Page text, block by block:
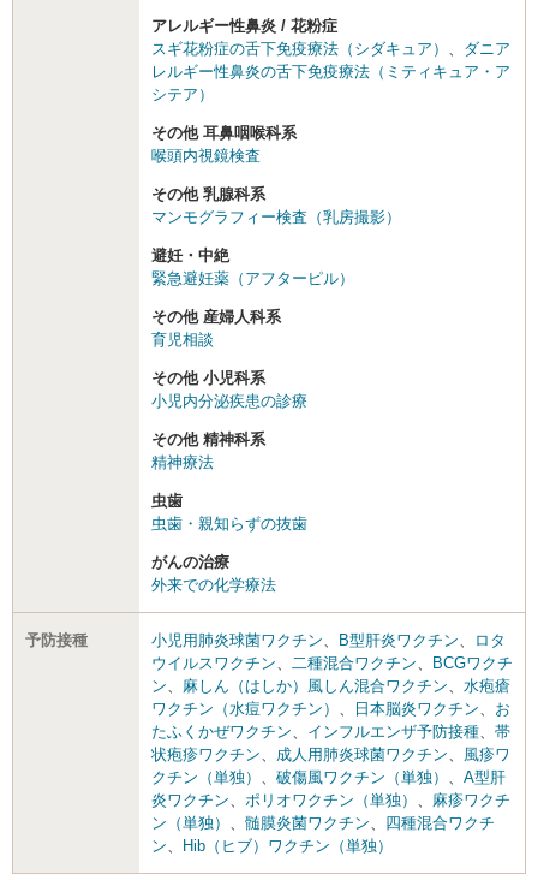
アレルギー性鼻炎 / 花粉症
スギ花粉症の舌下免疫療法（シダキュア）
ダニア
レルギー性鼻炎の舌下免疫療法（ミティキュア・ア
シテア）
その他 耳鼻咽喉科系
喉頭内視鏡検査
その他 乳腺科系
マンモグラフィー検査（乳房撮影）
避妊・中絶
緊急避妊薬（アフターピル）
その他 産婦人科系
育児相談
その他 小児科系
小児内分泌疾患の診療
その他 精神科系
精神療法
虫歯
虫歯・親知らずの抜歯
がんの治療
外来での化学療法
予防接種 小児用肺炎球菌ワクチン B型肝炎ワクチン
ロタ
ウイルスワクチン
二種混合ワクチン
BCGワクチ
ン
麻しん（はしか）風しん混合ワクチン
水疱瘡
ワクチン（水痘ワクチン）
日本脳炎ワクチン
お
たふくかぜワクチン
インフルエンザ予防接種
帯
状疱疹ワクチン
成人用肺炎球菌ワクチン
風疹ワ
クチン（単独）
破傷風ワクチン（単独）
A型肝
炎ワクチン
ポリオワクチン（単独）
麻疹ワクチ
ン（単独）
髄膜炎菌ワクチン
四種混合ワクチ
ン
Hib（ヒブ）ワクチン（単独）